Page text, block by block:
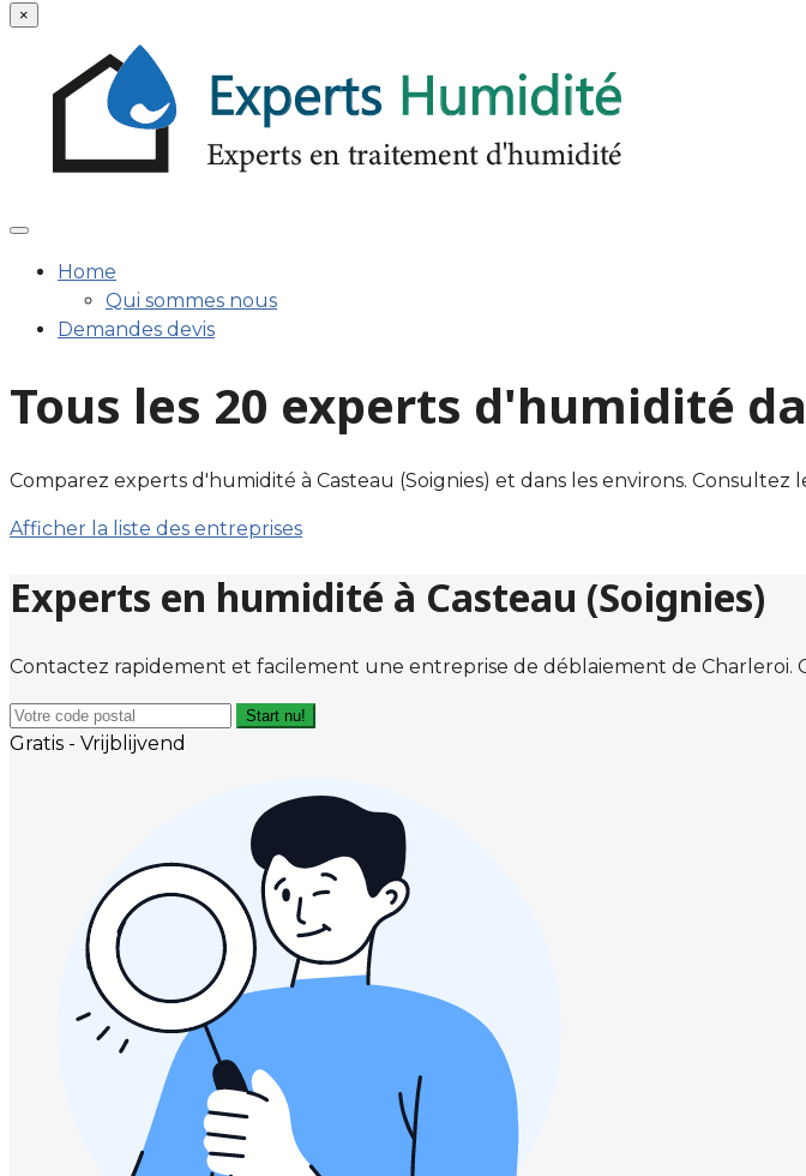
×
Home
Qui sommes nous
Demandes devis
Tous les 20 experts d'humidité
Comparez experts d'humidité à Casteau (Soignies) et dans les environs. Consultez
Afficher la liste des entreprises
Experts en humidité à Casteau (Soignies)
Contactez rapidement et facilement une entreprise de déblaiement de Charleroi.
Start nu!
Gratis - Vrijblijvend